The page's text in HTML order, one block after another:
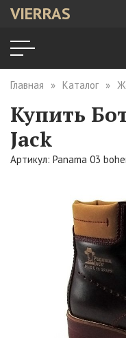
VIERRAS
Главная Каталог
Купить
Jack
Артикул: Panama 03